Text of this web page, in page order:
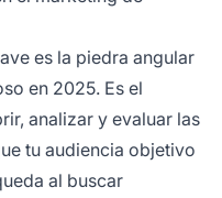
y el ROI de
es la piedra angular
en 2025. Es el
analizar y evaluar las
tu audiencia objetivo
al buscar